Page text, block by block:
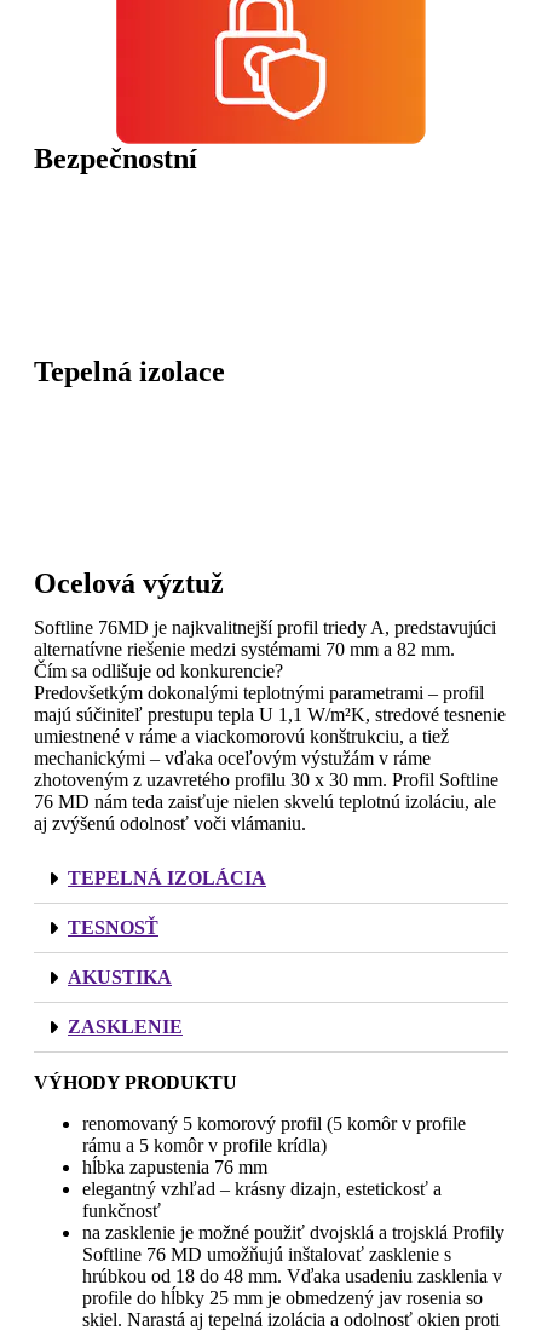
Bezpečnostní
Tepelná izolace
Ocelová výztuž
Softline 76MD je najkvalitnejší profil triedy A, predstavujúci
alternatívne riešenie medzi systémami 70 mm a 82 mm.
Čím sa odlišuje od konkurencie?
Predovšetkým dokonalými teplotnými parametrami – profil
majú súčiniteľ prestupu tepla U 1,1 W/m²K, stredové tesnenie
umiestnené v ráme a viackomorovú konštrukciu, a tiež
mechanickými – vďaka oceľovým výstužám v ráme
zhotoveným z uzavretého profilu 30 x 30 mm. Profil Softline
76 MD nám teda zaisťuje nielen skvelú teplotnú izoláciu, ale
aj zvýšenú odolnosť voči vlámaniu.
TEPELNÁ IZOLÁCIA
TESNOSŤ
AKUSTIKA
ZASKLENIE
VÝHODY PRODUKTU
renomovaný 5 komorový profil (5 komôr v profile
rámu a 5 komôr v profile krídla)
hĺbka zapustenia 76 mm
elegantný vzhľad – krásny dizajn, estetickosť a
funkčnosť
na zasklenie je možné použiť dvojsklá a trojsklá Profily
Softline 76 MD umožňujú inštalovať zasklenie s
hrúbkou od 18 do 48 mm. Vďaka usadeniu zasklenia v
profile do hĺbky 25 mm je obmedzený jav rosenia so
skiel. Narastá aj tepelná izolácia a odolnosť okien proti